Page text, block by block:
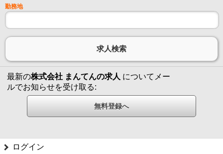
勤務地
最新の株式会社 まんてんの求人 についてメー
ルでお知らせを受け取る:
ログイン